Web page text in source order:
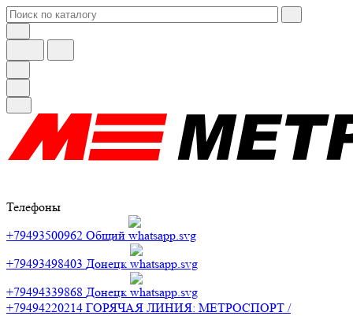
Телефоны
+79493500962 Общий
+79493498403 Донецк
+79494339868 Донецк
+79494220214 ГОРЯЧАЯ ЛИНИЯ: МЕТРОСПОРТ /